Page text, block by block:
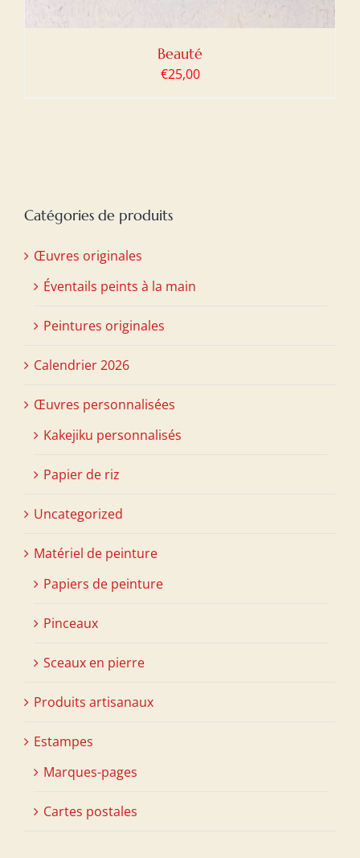
Beauté
€25,00
Catégories de produits
Œuvres originales
Éventails peints à la main
Peintures originales
Calendrier 2026
Œuvres personnalisées
Kakejiku personnalisés
Papier de riz
Uncategorized
Matériel de peinture
Papiers de peinture
Pinceaux
Sceaux en pierre
Produits artisanaux
Estampes
Marques-pages
Cartes postales